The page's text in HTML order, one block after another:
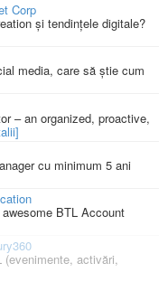
Corp
și tendințele digitale?
media, care să știe cum
– an organized, proactive,
cu minimum 5 ani
BTL Account
activări,